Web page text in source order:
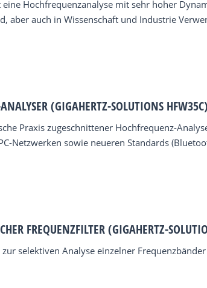
eine Hochfrequenzanalyse mit sehr hoher
aber auch in Wissenschaft und Industrie
(GIGAHERTZ-SOLUTIONS HFW35C)
Praxis zugeschnittener Hochfrequenz-
Netzwerken sowie neueren Standards
FREQUENZFILTER (GIGAHERTZ-
selektiven Analyse einzelner